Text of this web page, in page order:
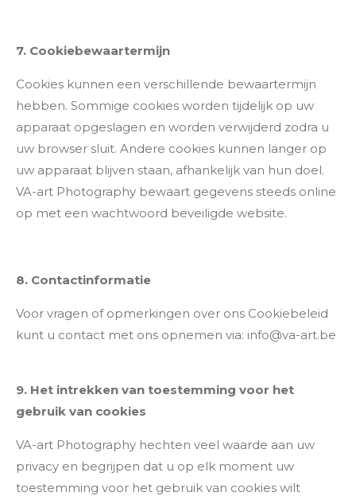
7. Cookiebewaartermijn
Cookies kunnen een verschillende bewaartermijn
hebben. Sommige cookies worden tijdelijk op uw
apparaat opgeslagen en worden verwijderd zodra u
uw browser sluit. Andere cookies kunnen langer op
uw apparaat blijven staan, afhankelijk van hun doel.
VA-art Photography bewaart gegevens steeds online
op met een wachtwoord beveiligde website.
8. Contactinformatie
Voor vragen of opmerkingen over ons Cookiebeleid
kunt u contact met ons opnemen via: info@va-art.be
9. Het intrekken van toestemming voor het
gebruik van cookies
VA-art Photography hechten veel waarde aan uw
privacy en begrijpen dat u op elk moment uw
toestemming voor het gebruik van cookies wilt